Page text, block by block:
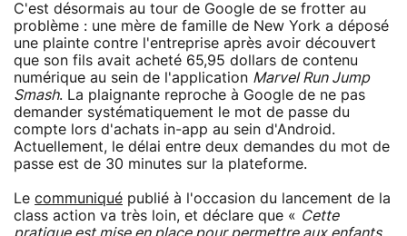
C'est désormais au tour de Google de se frotter au
problème : une mère de famille de New York a déposé
une plainte contre l'entreprise après avoir découvert
que son fils avait acheté 65,95 dollars de contenu
numérique au sein de l'application Marvel Run Jump
Smash. La plaignante reproche à Google de ne pas
demander systématiquement le mot de passe du
compte lors d'achats in-app au sein d'Android.
Actuellement, le délai entre deux demandes du mot de
passe est de 30 minutes sur la plateforme.
Le communiqué publié à l'occasion du lancement de la
class action va très loin, et déclare que « Cette
pratique est mise en place pour permettre aux enfants